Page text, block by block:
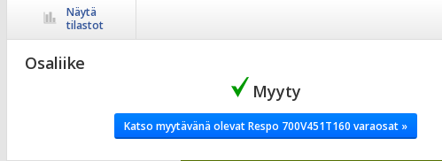
Näytä
tilastot
Osaliike
Myyty
Katso myytävänä olevat Respo 700V451T160 varaosat »